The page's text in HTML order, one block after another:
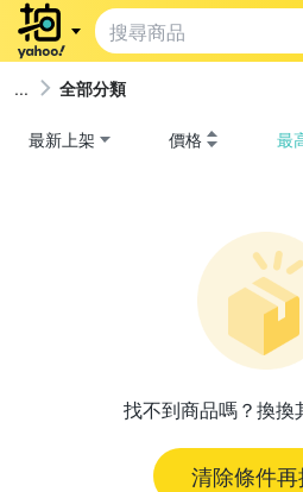
全部分類
最新上架 價格 最
找不到商品嗎？換換
清除條件